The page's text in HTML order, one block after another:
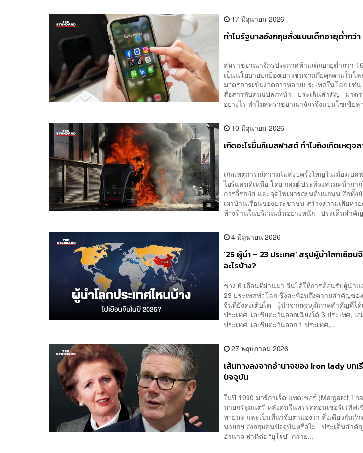
17 มิถุนายน 2026
ทำไมรัฐบาลอังกฤษสั่งแบนเด็กอายุต่ำกว่า
สหราชอาณาจักรประกาศห้ามเด็กอายุต่ำกว่า
เป็นนโยบายปกป้องเยาวชนจากภัยคุกคามในโ
มาตรการเข้มงวดกว่าหลายประเทศในโลก เช่
สื่อสารกับคนแปลกหน้า ประเด็นสำคัญ มาตร
อย่างไร ทำไมสหราชอาณาจักรจึงแบนโซเชีย
10 มิถุนายน 2026
เกิดอะไรขึ้นที่เบลฟาสต์ ทำไมถึงเกิดเหตุจ
เกิดเหตุการณ์ความไม่สงบครั้งใหญ่ในเมืองเบ
ไอร์แลนด์เหนือ โดย กลุ่มผู้ประท้วงสวมหน้ากา
การจี้รถบัส และจุดไฟเผารถยนต์บนถนน อีกทั้ง
เผาบ้านเรือนของประชาชน สร้างความเสียหา
ห้างร้านในบริเวณนั้นอย่างหนัก ประเด็นสำคั
4 มิถุนายน 2026
‘26 ผู้นำ – 23 ประเทศ’ สรุปผู้นำโลกเยือ
อะไรบ้าง?
ช่วง 6 เดือนที่ผ่านมา จีนได้ให้การต้อนรับผู้นำ
23 ประเทศทั่วโลก ซึ่งสะท้อนถึงความสำคัญขอ
จีนที่ยังคงเติบโต ผู้นำจากทุกภูมิภาคสำคัญที่ได้
ประเทศ, เอเชียตะวันออกเฉียงใต้ 3 ประเทศ, เ
ประเทศ, เอเชียตะวันออก 1 ประเทศ,...
27 พฤษภาคม 2026
เส้นทางลงจากอำนาจของ Iron lady บท
ปัจจุบัน
ในปี 1990 มาร์กาเร็ต แทตเชอร์ (Margaret
นายกรัฐมนตรี หลังคนในพรรคคอนเซอร์เวทีฟเ
หายนะ และเป็นที่น่าจับตามองว่า สิ่งเดียวกันกำ
นายกฯ อังกฤษคนปัจจุบันหรือไม่ ประเด็นสำ
อำนาจ ท่าทีต่อ “ยุโรป” กลาย...